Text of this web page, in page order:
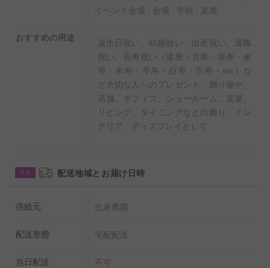
づらく、普通に使用していれば割れる心配もほぼありま
の繁殖を防ぎ花が長持ちする（発生率：プラスチックの
1/15、ガラスの1/4）特性があります。
イベント会場 , 会場 , 学校 , 楽屋
おすすめの用途
誕生日祝い、結婚祝い、出産祝い、退職
祝い、長寿祝い（還暦・古希・喜寿・傘
寿・米寿・卒寿・白寿・百寿・etc）な
ど大切な人へのプレゼント、贈り物や、
店舗、オフィス、ショールーム、楽屋、
リビング、ダイニングなどの飾り、イン
テリア、ディスプレイとして
2-2 配送地域とお届け日時
供給元 生産農園
配送形態 宅配配送
当日配送 不可